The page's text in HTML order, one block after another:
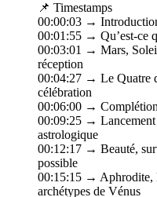
📌 Timestamps
00:00:03 →
00:01:55 → Qu’est-ce
00:03:01 → Mars,
réception
00:04:27 → Le Quatre
célébration
00:06:00 →
00:09:25 →
astrologique
00:12:17 → Beauté,
possible
00:15:15 → Aphrodite,
archétypes de Vénus